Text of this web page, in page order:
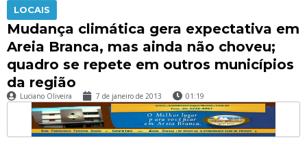
LOCAIS
Mudança climática gera expectativa em
Areia Branca, mas ainda não choveu;
quadro se repete em outros municípios
da região
Luciano Oliveira 7 de janeiro de 2013 01:19